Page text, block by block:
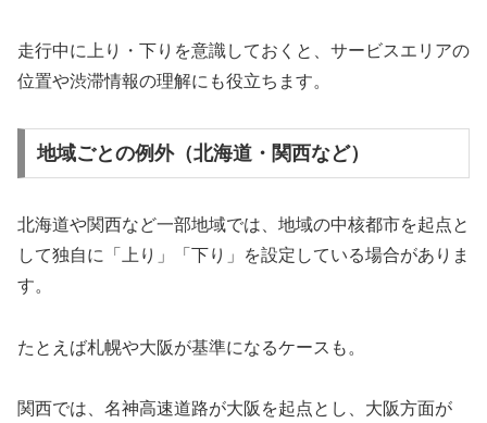
走行中に上り・下りを意識しておくと、サービスエリアの
位置や渋滞情報の理解にも役立ちます。
地域ごとの例外（北海道・関西など）
北海道や関西など一部地域では、地域の中核都市を起点と
して独自に「上り」「下り」を設定している場合がありま
す。
たとえば札幌や大阪が基準になるケースも。
関西では、名神高速道路が大阪を起点とし、大阪方面が